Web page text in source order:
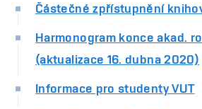
Částečné zpřístupnění
Harmonogram konce akad.
(aktualizace 16. dubna 2020)
Informace pro studenty VUT